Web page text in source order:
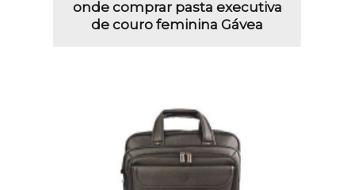
onde comprar pasta executiva
de couro feminina Gávea